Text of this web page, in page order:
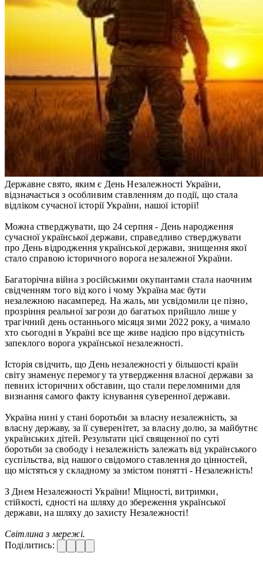
Державне свято, яким є День Незалежності України,
відзначається з особливим ставленням до події, що стала
відліком сучасної історії України, нашої історії!
Можна стверджувати, що 24 серпня - День народження
сучасної української держави, справедливо стверджувати
про День відродження української держави, знищення якої
стало справою історичного ворога незалежної України.
Багаторічна війна з російськими окупантами стала наочним
свідченням того від кого і чому Україна має бути
незалежною насамперед. На жаль, ми усвідомили це пізно,
прозріння реальної загрози до багатьох прийшло лише у
трагічний день останнього місяця зими 2022 року, а чимало
хто сьогодні в Україні все ще живе надією про відсутність
запеклого ворога української незалежності.
Історія свідчить, що День незалежності у більшості країн
світу знаменує перемогу та утвердження власної держави за
певних історичних обставин, що стали переломними для
визнання самого факту існування суверенної держави.
Україна нині у стані боротьби за власну незалежність, за
власну державу, за її суверенітет, за власну долю, за майбутнє
українських дітей. Результати цієї священної по суті
боротьби за свободу і незалежність залежать від українського
суспільства, від нашого свідомого ставлення до цінностей,
що містяться у складному за змістом понятті - Незалежність!
З Днем Незалежності України! Міцності, витримки,
стійкості, єдності на шляху до збереження української
держави, на шляху до захисту Незалежності!
Світлина з мережі.
Поділитись: